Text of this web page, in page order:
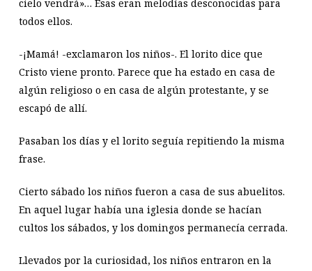
cielo vendrá»… Esas eran melodías desconocidas para
todos ellos.
-¡Mamá! -exclamaron los niños-. El lorito dice que
Cristo viene pronto. Parece que ha estado en casa de
algún religioso o en casa de algún protestante, y se
escapó de allí.
Pasaban los días y el lorito seguía repitiendo la misma
frase.
Cierto sábado los niños fueron a casa de sus abuelitos.
En aquel lugar había una iglesia donde se hacían
cultos los sábados, y los domingos permanecía cerrada.
Llevados por la curiosidad, los niños entraron en la